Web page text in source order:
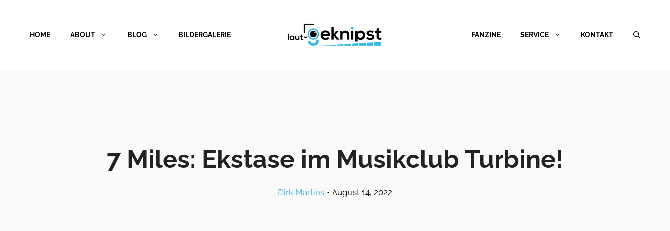
springenHOME ABOUT BLOG BILDERGALERIE FANZINE SERVICE KONTAKT
7 Miles: Ekstase im Musikclub Turbine!
Dirk Martins • August 14, 2022